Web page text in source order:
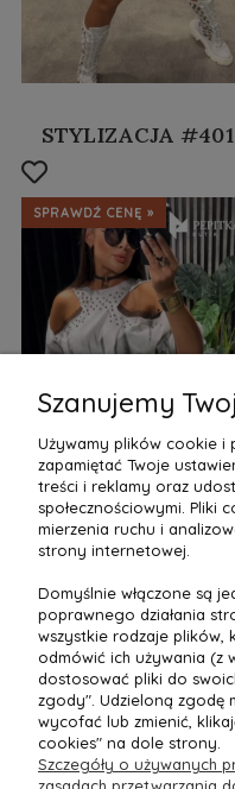
STYLIZACJA #401
SPRAWDŹ CENĘ »
STYLIZACJA #392
SPRAWDŹ CENĘ »
Szanujemy
Używamy plików cookie
zapamiętać Twoje
treści i reklamy oraz
społecznościowymi. Pliki
mierzenia ruchu i
strony internetowej.
Domyślnie włączone są
poprawnego działania
wszystkie rodzaje plików,
odmówić ich używania (z
dostosować pliki do
zgody". Udzieloną zgodę
wycofać lub zmienić,
cookies" na dole strony.
Szczegóły o używanych